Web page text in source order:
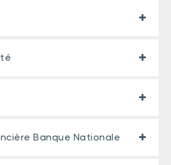
Banque Nationale